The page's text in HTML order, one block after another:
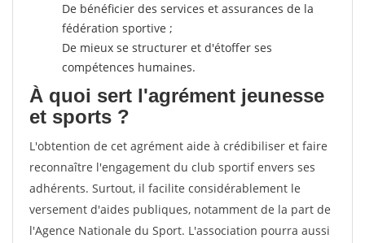
De bénéficier des services et assurances de la
fédération sportive ;
De mieux se structurer et d'étoffer ses
compétences humaines.
À quoi sert l'agrément jeunesse
et sports ?
L'obtention de cet agrément aide à crédibiliser et faire
reconnaître l'engagement du club sportif envers ses
adhérents. Surtout, il facilite considérablement le
versement d'aides publiques, notamment de la part de
l'Agence Nationale du Sport. L'association pourra aussi